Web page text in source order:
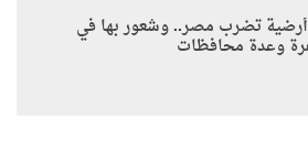
تضرب مصر.. وشعور بها في
وعدة محافظات